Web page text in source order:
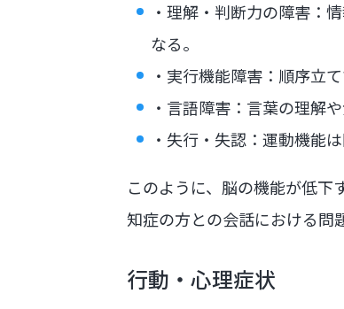
・理解・判断力の障害：
なる。
・実行機能障害：順序立
・言語障害：言葉の理解
・失行・失認：運動機能
このように、脳の機能が低下
知症の方との会話における問
行動・心理症状